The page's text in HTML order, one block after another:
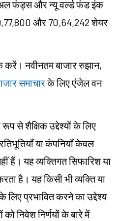
फंड्स और न्यू वर्ल्ड फंड इंक
और 70,64,242 शेयर
करें। नवीनतम बाजार रुझान,
समाचारके लिए एंजेल वन
से शैक्षिक उद्देश्यों के लिए
या कंपनियाँ केवल
हैं। यह व्यक्तिगत सिफारिश या
है। यह किसी भी व्यक्ति या
लिए प्रभावित करने का उद्देश्य
निवेश निर्णयों के बारे में